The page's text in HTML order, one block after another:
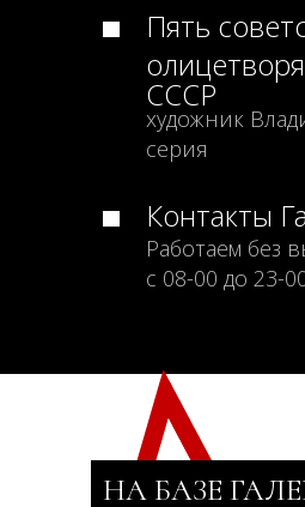
Пять
СССР
художник
серия
Контакты
Работаем без
с 08-00 до 23-
НА БАЗЕ